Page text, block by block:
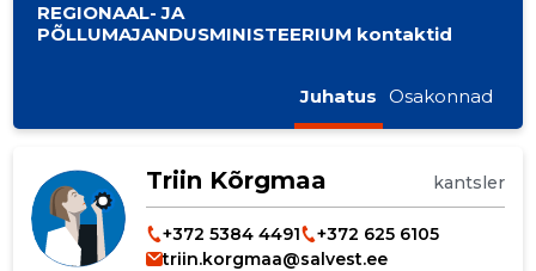
REGIONAAL- JA
PÕLLUMAJANDUSMINISTEERIUM kontaktid
Juhatus Osakonnad
Triin Kõrgmaa kantsler
+372 5384 4491
+372 625 6105
triin.korgmaa@salvest.ee